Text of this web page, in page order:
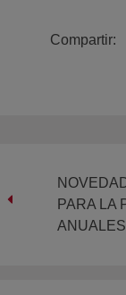
Compartir:
PARA LA